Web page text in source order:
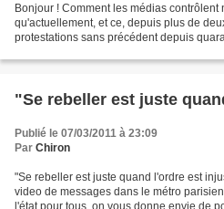
Bonjour ! Comment les médias contrôlent
qu'actuellement, et ce, depuis plus de
protestations sans précédent depuis
"Se rebeller est juste
Publié le 07/03/2011 à 23:09
Par Chiron
"Se rebeller est juste quand l'ordre est
video de messages dans le métro
l'état pour tous, on vous donne envie de